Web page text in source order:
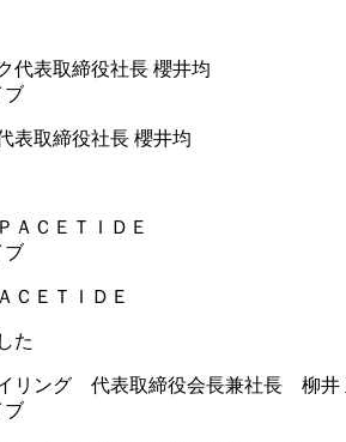
ブ
表取締役社長 櫻井均
ブ
ＣＥＴＩＤＥ
た
ブ